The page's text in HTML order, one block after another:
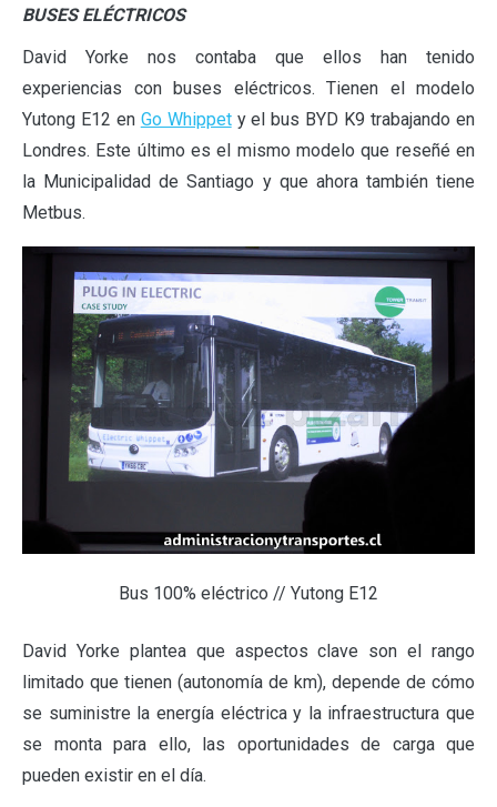
BUSES ELÉCTRICOS
David Yorke nos contaba que ellos han tenido
experiencias con buses eléctricos. Tienen el modelo
Yutong E12 en Go Whippety el bus BYD K9 trabajando en
Londres. Este último es el mismo modelo que reseñé en
la Municipalidad de Santiago y que ahora también tiene
Metbus.
Bus 100% eléctrico // Yutong E12
David Yorke plantea que aspectos clave son el rango
limitado que tienen (autonomía de km), depende de cómo
se suministre la energía eléctrica y la infraestructura que
se monta para ello, las oportunidades de carga que
pueden existir en el día.